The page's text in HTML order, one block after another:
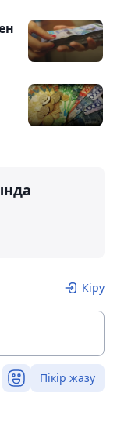
Кіру
Пікір жазу